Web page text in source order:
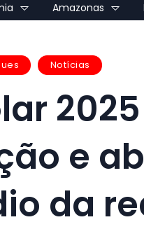
Amazonas
Notícias
e
da